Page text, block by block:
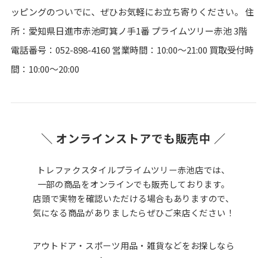
ッピングのついでに、ぜひお気軽にお立ち寄りください。 住
所：愛知県日進市赤池町箕ノ手1番 プライムツリー赤池 3階
電話番号：052-898-4160 営業時間：10:00～21:00 買取受付時
間：10:00～20:00
＼ オンラインストアでも販売中 ／
トレファクスタイルプライムツリー赤池店では、
一部の商品をオンラインでも販売しております。
店頭で実物を確認いただける場合もありますので、
気になる商品がありましたらぜひご来店ください！
アウトドア・スポーツ用品・雑貨などをお探しなら